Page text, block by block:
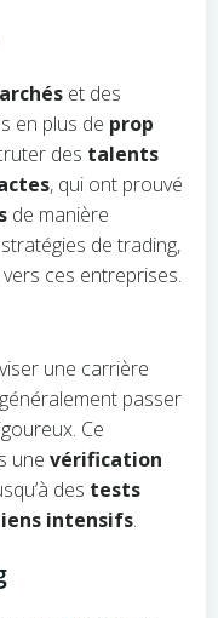
et des
en plus de prop
des talents
, qui ont prouvé
de manière
de trading,
ces entreprises.
une carrière
passer
Ce
une vérification
des tests
intensifs.